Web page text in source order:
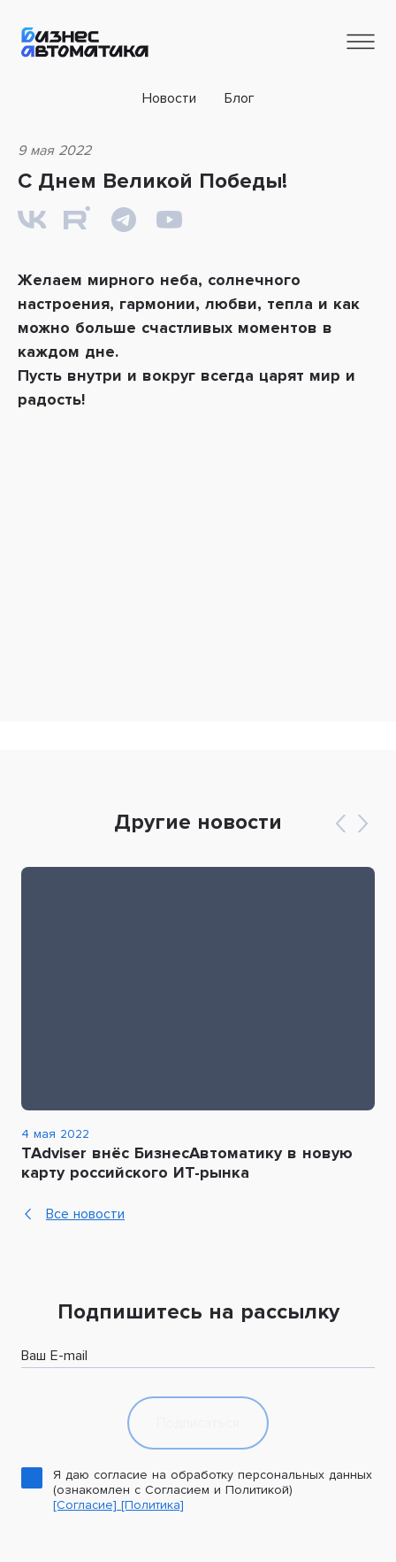
Новости Блог
9 мая 2022
С Днем Великой Победы!
Желаем мирного неба, солнечного
настроения, гармонии, любви, тепла и как
можно больше счастливых моментов в
каждом дне.
Пусть внутри и вокруг всегда царят мир и
радость!
Другие новости
4 мая 2022
TAdviser внёс БизнесАвтоматику в новую
карту российского ИТ-рынка
Все новости
Подпишитесь на рассылку
Ваш E-mail
Я даю согласие на обработку персональных данных
(ознакомлен с Согласием и Политикой)
[Согласие] [Политика]